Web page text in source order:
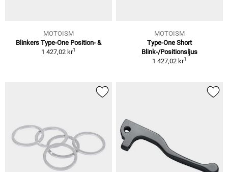
MOTOISM
Blinkers Type-One Position- &
1 427,02 kr1
MOTOISM
Type-One Short
Blink-/Positionsljus
1 427,02 kr1